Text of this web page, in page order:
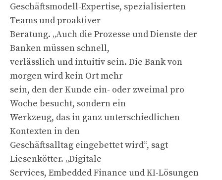
Geschäftsmodell-Expertise, spezialisierten
Teams und proaktiver
Beratung. „Auch die Prozesse und Dienste der
Banken müssen schnell,
verlässlich und intuitiv sein. Die Bank von
morgen wird kein Ort mehr
sein, den der Kunde ein- oder zweimal pro
Woche besucht, sondern ein
Werkzeug, das in ganz unterschiedlichen
Kontexten in den
Geschäftsalltag eingebettet wird“, sagt
Liesenkötter. „Digitale
Services, Embedded Finance und KI-Lösungen